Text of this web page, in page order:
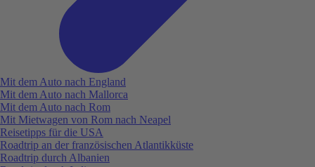
Mit dem Auto nach England
Mit dem Auto nach Mallorca
Mit dem Auto nach Rom
Mit Mietwagen von Rom nach Neapel
Reisetipps für die USA
Roadtrip an der französischen Atlantikküste
Roadtrip durch Albanien